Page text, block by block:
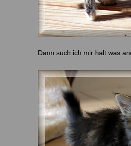
Dann such ich mir halt was